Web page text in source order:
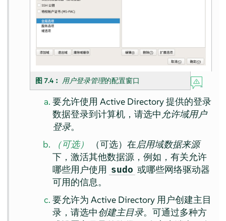
图 7.4︰ 用户登录管理的配置窗口
要允许使用 Active Directory 提供的登录
数据登录到计算机，请选中 允许域用户
登录。
（可选）
（可选）在启用域数据来源
下，激活其他数据源，例如，有关允许
哪些用户使用 sudo 或哪些网络驱动器
可用的信息。
要允许为 Active Directory 用户创建主目
录，请选中创建主目录。可通过多种方